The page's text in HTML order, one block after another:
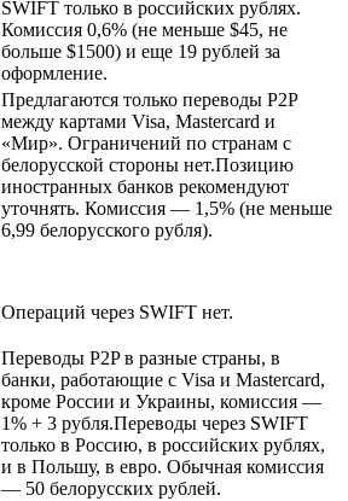
SWIFT только в российских рублях.
Комиссия 0,6% (не меньше $45, не
больше $1500) и еще 19 рублей за
оформление.
Предлагаются только переводы P2P
между картами Visa, Mastercard и
«Мир». Ограничений по странам с
белорусской стороны нет.Позицию
иностранных банков рекомендуют
уточнять. Комиссия — 1,5% (не меньше
6,99 белорусского рубля).
Операций через SWIFT нет.
Переводы P2P в разные страны, в
банки, работающие с Visa и Mastercard,
кроме России и Украины, комиссия —
1% + 3 рубля.Переводы через SWIFT
только в Россию, в российских рублях,
и в Польшу, в евро. Обычная комиссия
— 50 белорусских рублей.